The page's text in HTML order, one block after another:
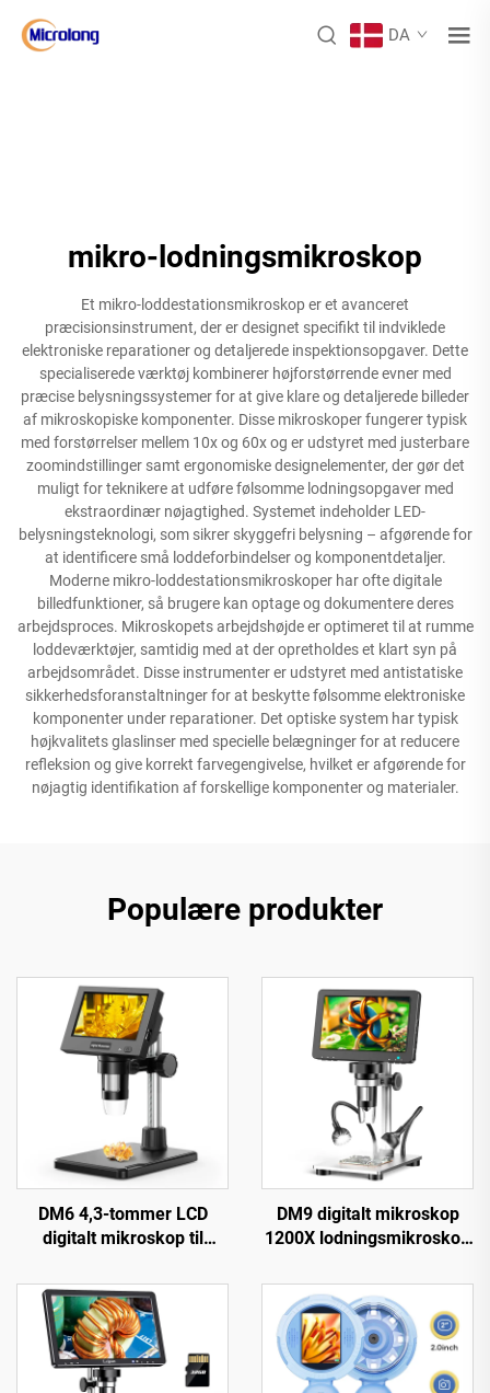
DA
mikro-lodningsmikroskop
Et mikro-loddestationsmikroskop er et avanceret
præcisionsinstrument, der er designet specifikt til indviklede
elektroniske reparationer og detaljerede inspektionsopgaver. Dette
specialiserede værktøj kombinerer højforstørrende evner med
præcise belysningssystemer for at give klare og detaljerede billeder
af mikroskopiske komponenter. Disse mikroskoper fungerer typisk
med forstørrelser mellem 10x og 60x og er udstyret med justerbare
zoomindstillinger samt ergonomiske designelementer, der gør det
muligt for teknikere at udføre følsomme lodningsopgaver med
ekstraordinær nøjagtighed. Systemet indeholder LED-
belysningsteknologi, som sikrer skyggefri belysning – afgørende for
at identificere små loddeforbindelser og komponentdetaljer.
Moderne mikro-loddestationsmikroskoper har ofte digitale
billedfunktioner, så brugere kan optage og dokumentere deres
arbejdsproces. Mikroskopets arbejdshøjde er optimeret til at rumme
loddeværktøjer, samtidig med at der opretholdes et klart syn på
arbejdsområdet. Disse instrumenter er udstyret med antistatiske
sikkerhedsforanstaltninger for at beskytte følsomme elektroniske
komponenter under reparationer. Det optiske system har typisk
højkvalitets glaslinser med specielle belægninger for at reducere
refleksion og give korrekt farvegengivelse, hvilket er afgørende for
nøjagtig identifikation af forskellige komponenter og materialer.
Populære produkter
DM6 4,3-tommer LCD
digitalt mikroskop til
lodning, reparation, pcb,
planter
DM9 digitalt mikroskop
1200X lodningsmikroskop
kredsreparation